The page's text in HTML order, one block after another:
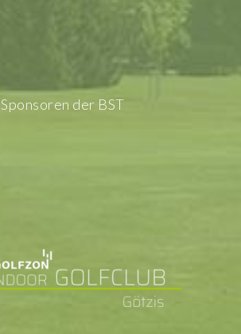
Sponsoren der BST